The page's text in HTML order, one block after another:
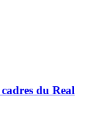
du Real